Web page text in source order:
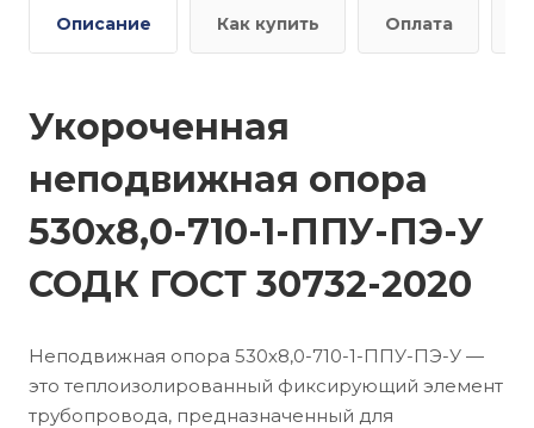
Описание Как купить Оплата
Укороченная
неподвижная опора
530х8,0-710-1-ППУ-ПЭ-У
СОДК ГОСТ 30732-2020
Неподвижная опора 530х8,0-710-1-ППУ-ПЭ-У —
это теплоизолированный фиксирующий элемент
трубопровода, предназначенный для